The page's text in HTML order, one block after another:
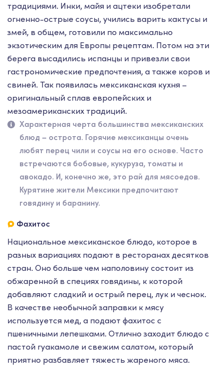
традициями. Инки, майя и ацтеки изобретали
огненно-острые соусы, учились варить кактусы и
змей, в общем, готовили по максимально
экзотическим для Европы рецептам. Потом на эти
берега высадились испанцы и привезли свои
гастрономические предпочтения, а также коров и
свиней. Так появилась мексиканская кухня –
оригинальный сплав европейских и
мезоамериканских традиций.
Характерная черта большинства мексиканских
блюд – острота. Горячие мексиканцы очень
любят перец чили и соусы на его основе. Часто
встречаются бобовые, кукуруза, томаты и
авокадо. И, конечно же, это рай для мясоедов.
Курятине жители Мексики предпочитают
говядину и баранину.
Фахитос
Национальное мексиканское блюдо, которое в
разных вариациях подают в ресторанах десятков
стран. Оно больше чем наполовину состоит из
обжаренной в специях говядины, к которой
добавляют сладкий и острый перец, лук и чеснок.
В качестве необычной заправки к мясу
используется мед, а подают фахитос с
пшеничными лепешками. Отлично заходит блюдо с
пастой гуакамоле и свежим салатом, который
приятно разбавляет тяжесть жареного мяса.